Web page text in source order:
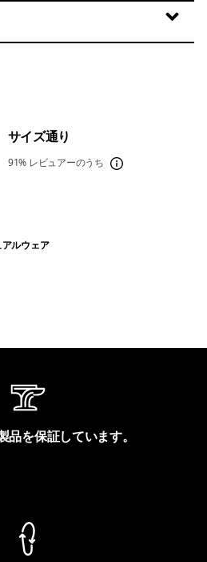
サイズ通り
91% レビュアーのうち
ルウェア
品を保証しています。